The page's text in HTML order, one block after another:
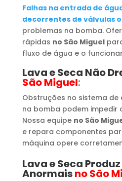
Falhas na entrada de
decorrentes de válvulas
problemas na bomba.
rápidas no São Miguel
fluxo de água e o
Lava e Seca Não
São Miguel:
Obstruções no sistema
na bomba podem impedir
Nossa equipe no São
e repara componentes
máquina opere
Lava e Seca
Anormaisno São